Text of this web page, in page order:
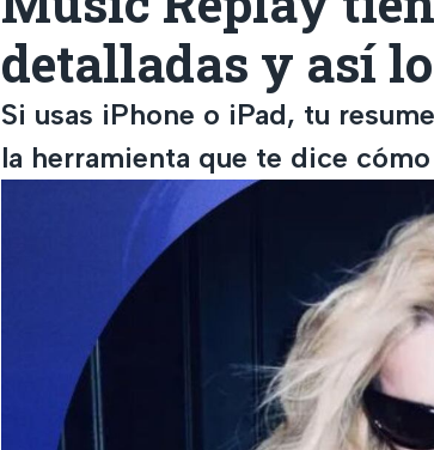
detalladas y así
Si usas iPhone o iPad, tu
la herramienta que te dice